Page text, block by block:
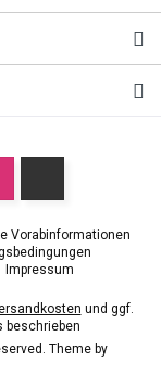
Vorabinformationen
Impressum
und ggf.
beschrieben
Theme by